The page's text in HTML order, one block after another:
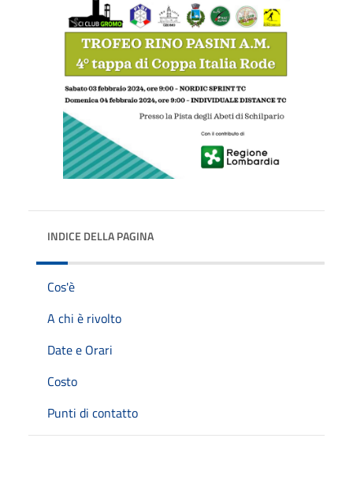
INDICE DELLA PAGINA
Cos'è
A chi è rivolto
Date e Orari
Costo
Punti di contatto